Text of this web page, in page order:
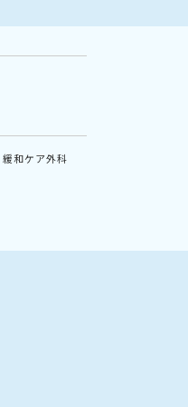
緩和ケア外科